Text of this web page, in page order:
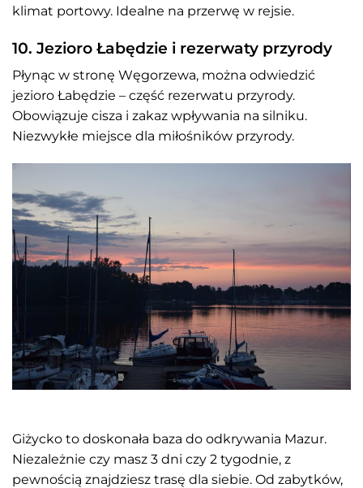
klimat portowy. Idealne na przerwę w rejsie.
10. Jezioro Łabędzie i rezerwaty przyrody
Płynąc w stronę Węgorzewa, można odwiedzić
jezioro Łabędzie – część rezerwatu przyrody.
Obowiązuje cisza i zakaz wpływania na silniku.
Niezwykłe miejsce dla miłośników przyrody.
Giżycko to doskonała baza do odkrywania Mazur.
Niezależnie czy masz 3 dni czy 2 tygodnie, z
pewnością znajdziesz trasę dla siebie. Od zabytków,